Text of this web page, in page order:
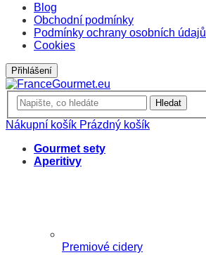
Blog
Obchodní podmínky
Podmínky ochrany osobních údajů
Cookies
Přihlášení
Hledat
Nákupní košík Prázdný košík
Gourmet sety
Aperitivy
Premiové cidery